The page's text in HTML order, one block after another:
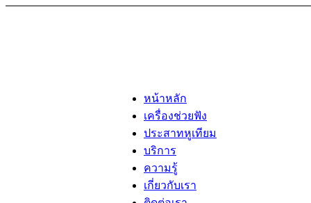
หน้าหลัก
เครื่องช่วยฟัง
ประสาทหูเทียม
บริการ
ความรู้
เกี่ยวกับเรา